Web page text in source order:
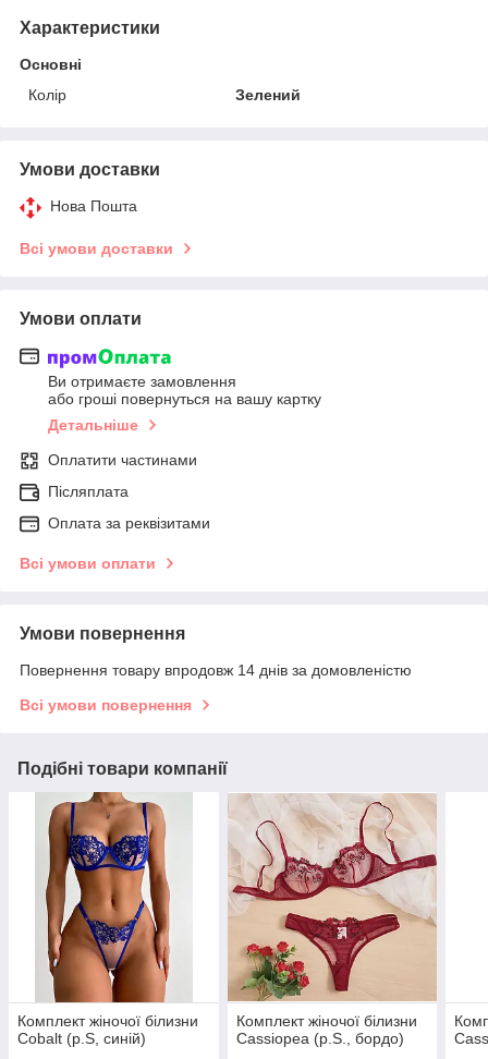
Характеристики
Основні
Колір
Зелений
Умови доставки
Нова Пошта
Всі умови доставки
Умови оплати
Ви отримаєте замовлення
або гроші повернуться на вашу картку
Детальніше
Оплатити частинами
Післяплата
Оплата за реквізитами
Всі умови оплати
Умови повернення
Повернення товару впродовж 14 днів за домовленістю
Всі умови повернення
Подібні товари компанії
Комплект жіночої білизни
Cobalt (р.S, синій)
Комплект жіночої білизни
Cassiopea (р.S., бордо)